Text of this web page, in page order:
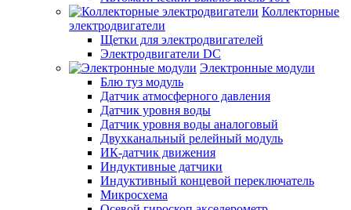
Коллекторные
электродвигатели
Щетки для электродвигателей
Электродвигатели DC
Электронные модули
Блю туз модуль
Датчик атмосферного давления
Датчик уровня воды
Датчик уровня воды аналоговый
Двухканальный релейный модуль
ИК-датчик движения
Индуктивные датчики
Индуктивный концевой переключатель
Микросхема